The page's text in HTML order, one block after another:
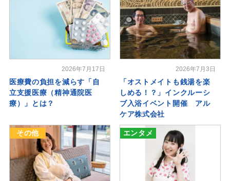
2026年7月17日
医療費の負担を減らす「自
立支援医療（精神通院医
療）」とは？
2026年7月3日
「オストメイトも銭湯を楽
しめる！？」インクルーシ
ブ入浴イベント開催 アル
ケア株式会社
その他 エンタメ